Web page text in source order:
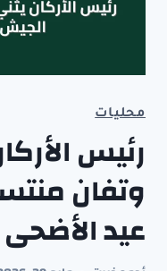
محليات
رئيس
وتفان
عيد الأضحى